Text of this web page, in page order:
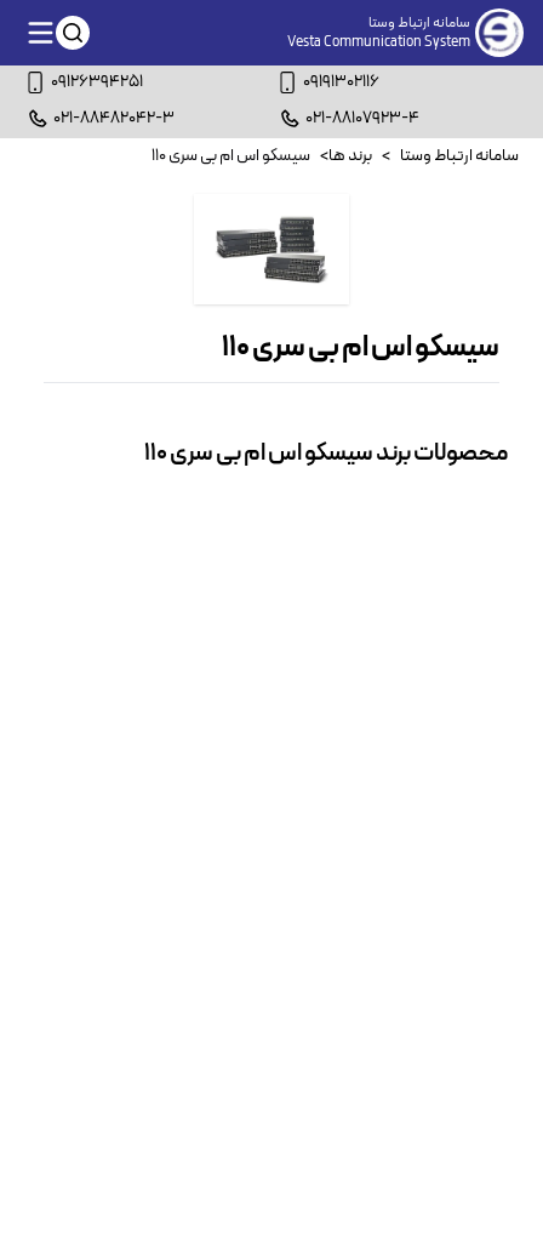
سامانه ارتباط وستا
Vesta Communication System
09126394251
09191302116
021-88482042-3
021-88107923-4
سامانه ارتباط وستا > برند ها> سیسکو اس ام بی سری 110
سیسکو اس ام بی سری 110
محصولات برند سیسکو اس ام بی سری 110